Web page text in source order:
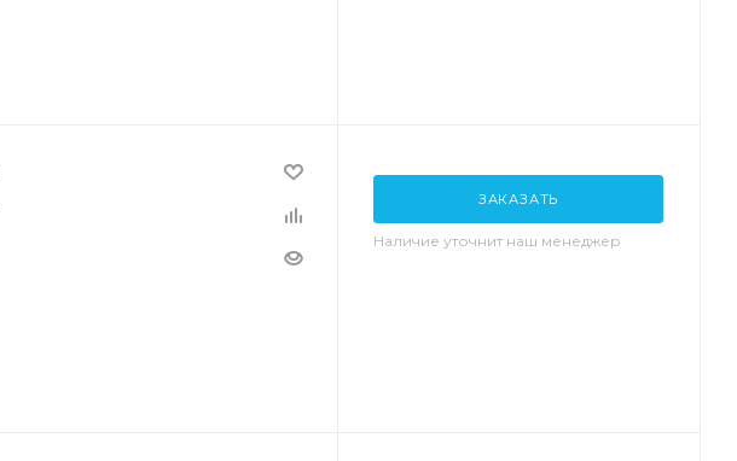
ЗАКАЗАТЬ
Наличие уточнит наш менеджер